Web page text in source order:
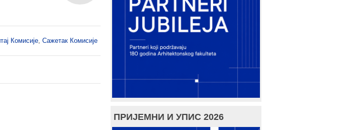
Комисије, Сажетак Комисије
ПРИЈЕМНИ И УПИС 2026